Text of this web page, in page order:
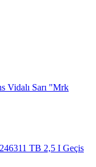
Vidalı Sarı "Mrk
TB 2,5 I Geçis